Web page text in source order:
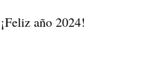
¡Feliz año 2024!